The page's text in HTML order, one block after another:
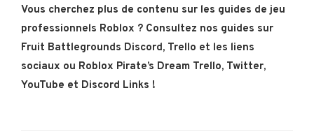
Vous cherchez plus de contenu sur les guides de jeu
professionnels Roblox ? Consultez nos guides sur
Fruit Battlegrounds Discord, Trello et les liens
sociaux ou Roblox Pirate’s Dream Trello, Twitter,
YouTube et Discord Links !